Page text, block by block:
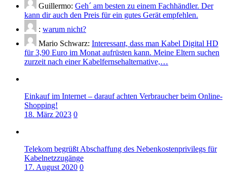
Guillermo: Geh´ am besten zu einem Fachhändler. Der
kann dir auch den Preis für ein gutes Gerät empfehlen.
: warum nicht?
Mario Schwarz: Interessant, dass man Kabel Digital HD
für 3,90 Euro im Monat aufrüsten kann. Meine Eltern suchen
zurzeit nach einer Kabelfernsehalternative,…
Einkauf im Internet – darauf achten Verbraucher beim Online-
Shopping!
18. März 2023 0
Telekom begrüßt Abschaffung des Nebenkostenprivilegs für
Kabelnetzzugänge
17. August 2020 0